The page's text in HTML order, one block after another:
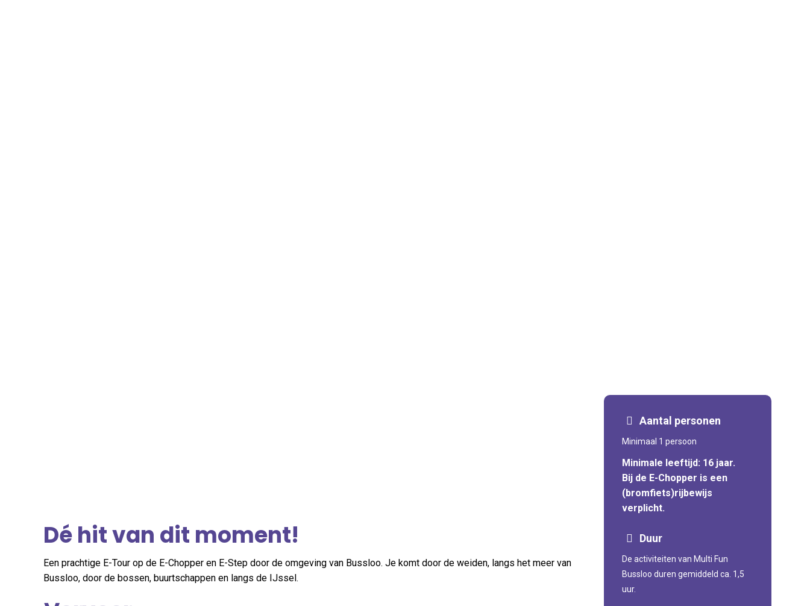
Dé hit van dit moment!
Een prachtige E-Tour op de E-Chopper en E-Step door de omgeving van Bussloo. Je komt door de weiden, langs het meer van
Bussloo, door de bossen, buurtschappen en langs de IJssel.
Aantal personen
Minimaal 1 persoon
Minimale leeftijd: 16 jaar.
Bij de E-Chopper is een
(bromfiets)rijbewijs
verplicht.
Duur
De activiteiten van Multi Fun
Bussloo duren gemiddeld ca. 1,5
uur.